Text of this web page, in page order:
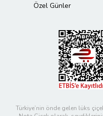
Özel Günler
Türkiye’nin önde gelen lüks